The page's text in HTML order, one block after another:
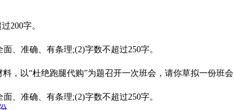
200字。
、准确、有条理;(2)字数不超过250字。
，以“杜绝跑腿代购”为题召开一次班会，请你草拟一份班会
、准确、有条理;(2)字数不超过250字。